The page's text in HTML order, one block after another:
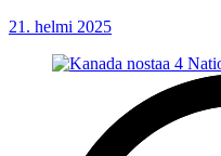
21. helmi 2025